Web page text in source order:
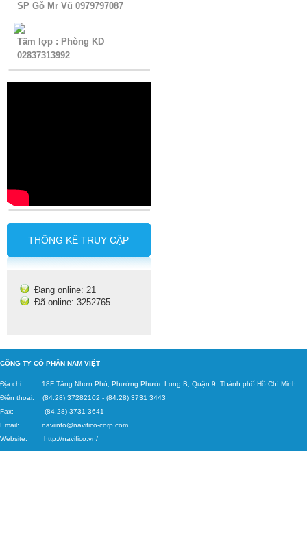
SP Gỗ Mr Vũ 0979797087
Tấm lợp : Phòng KD
02837313992
THỐNG KÊ TRUY CẬP
Đang online: 21
Đã online: 3252765
CÔNG TY CỔ PHẦN NAM VIỆT
Địa chỉ: 18F Tăng Nhơn Phú, Phường Phước Long B, Quận 9, Thành phố Hồ Chí Minh.
Điện thoại: (84.28) 37282102 - (84.28) 3731 3443
Fax: (84.28) 3731 3641
Email: naviinfo@navifico-corp.com
Website: http://navifico.vn/